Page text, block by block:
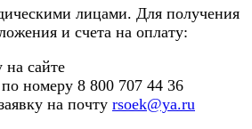
лицами. Для получения
и счета на оплату:
на сайте
номеру 8 800 707 44 36
на почту rsoek@ya.ru